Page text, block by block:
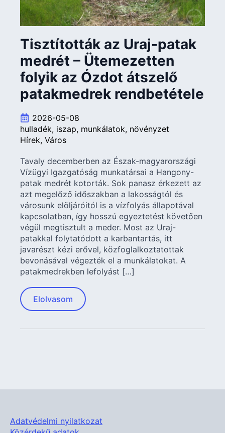
Tisztították az Uraj-patak
medrét – Ütemezetten
folyik az Ózdot átszelő
patakmedrek rendbetétele
2026-05-08
hulladék iszap munkálatok növényzet
Hírek Város
Tavaly decemberben az Észak-magyarországi
Vízügyi Igazgatóság munkatársai a Hangony-
patak medrét kotorták. Sok panasz érkezett az
azt megelőző időszakban a lakosságtól és
városunk elöljáróitól is a vízfolyás állapotával
kapcsolatban, így hosszú egyeztetést követően
végül megtisztult a meder. Most az Uraj-
patakkal folytatódott a karbantartás, itt
javarészt kézi erővel, közfoglalkoztatottak
bevonásával végezték el a munkálatokat. A
patakmedrekben lefolyást […]
Elolvasom
Adatvédelmi nyilatkozat